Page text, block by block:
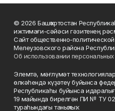
© 2026 Башҡортостан
ижтимағи-сәйәси гәзитенең
Сайт общественно-
Мелеузовского района
Об использовании
Элемтә, мәғлүмәт
өлкәһендә күҙәтеү буйынса
Республикаһы буйынса
19 майында бирелгән ПИ № ТУ
тураһындағы таныҡлыҡ.